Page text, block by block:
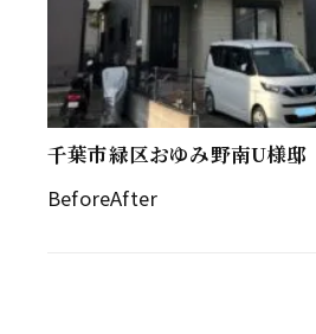
千葉市緑区おゆみ野南U様邸
BeforeAfter